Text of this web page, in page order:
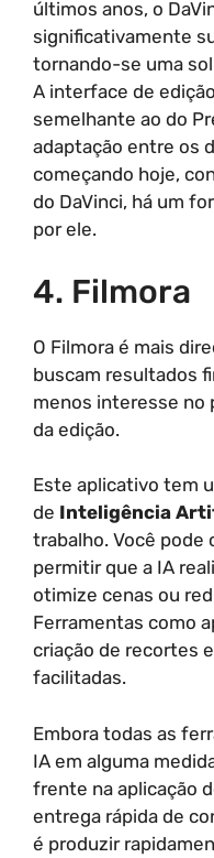
últimos anos, o
significativamente
tornando-se uma
A interface de
semelhante ao do
adaptação entre os
começando hoje,
do DaVinci, há um
por ele.
4. Filmora
O Filmora é mais
buscam resultados
menos interesse no
da edição.
Este aplicativo tem
de Inteligência
trabalho. Você pode
permitir que a IA
otimize cenas ou
Ferramentas como
criação de recortes
facilitadas.
Embora todas as
IA em alguma
frente na aplicação
entrega rápida de
é produzir